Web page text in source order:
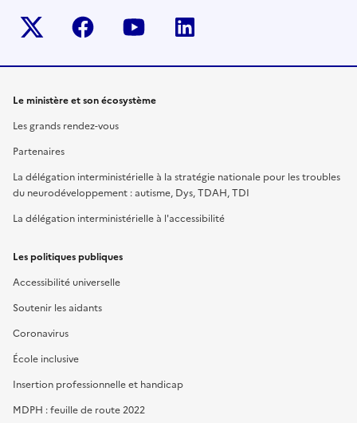
Twitter-x facebook youtube
Le ministère et son écosystème
Les grands rendez-vous
Partenaires
La délégation interministérielle à la stratégie nationale pour les troubles
du neurodéveloppement : autisme, Dys, TDAH, TDI
La délégation interministérielle à l'accessibilité
Les politiques publiques
Accessibilité universelle
Soutenir les aidants
Coronavirus
École inclusive
Insertion professionnelle et handicap
MDPH : feuille de route 2022